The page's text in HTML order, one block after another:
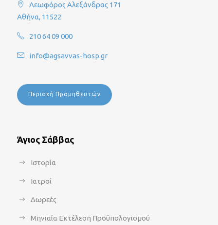
Λεωφόρος Αλεξάνδρας 171
Αθήνα, 11522
210 64 09 000
info@agsavvas-hosp.gr
Περιοχή Προμηθευτών
Άγιος Σάββας
Ιστορία
Ιατροί
Δωρεές
Μηνιαία Εκτέλεση Προϋπολογισμού